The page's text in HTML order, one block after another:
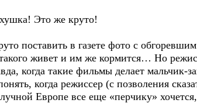
Это же круто!
поставить в газете фото с
живет и им же кормится… Но
когда такие фильмы делает мальчик-
когда режиссер (с позволения
Европе все еще «перчику»